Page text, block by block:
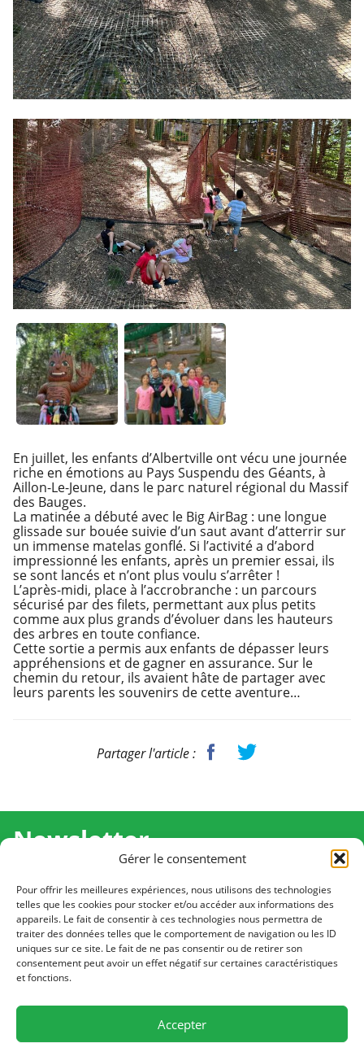
Gérer le consentement
Pour offrir les meilleures expériences, nous utilisons des technologies
telles que les cookies pour stocker et/ou accéder aux informations des
appareils. Le fait de consentir à ces technologies nous permettra de
traiter des données telles que le comportement de navigation ou les ID
uniques sur ce site. Le fait de ne pas consentir ou de retirer son
consentement peut avoir un effet négatif sur certaines caractéristiques
et fonctions.
Accepter
En juillet, les enfants d’Albertville ont vécu une journée
riche en émotions au Pays Suspendu des Géants, à
Aillon-Le-Jeune, dans le parc naturel régional du Massif
des Bauges.
La matinée a débuté avec le Big AirBag : une longue
glissade sur bouée suivie d’un saut avant d’atterrir sur
un immense matelas gonflé. Si l’activité a d’abord
impressionné les enfants, après un premier essai, ils
se sont lancés et n’ont plus voulu s’arrêter !
L’après-midi, place à l’accrobranche : un parcours
sécurisé par des filets, permettant aux plus petits
comme aux plus grands d’évoluer dans les hauteurs
des arbres en toute confiance.
Cette sortie a permis aux enfants de dépasser leurs
appréhensions et de gagner en assurance. Sur le
chemin du retour, ils avaient hâte de partager avec
leurs parents les souvenirs de cette aventure…
Partager l'article :
Newsletter
Recevez l'actualité de Ma Chance Moi Aussi pour en
savoir plus sur nos temps forts et nos résultats.
Cliquez pour vous inscrire